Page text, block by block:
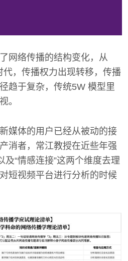
网络传播的结构变化，从
，传播权力出现转移，传播
趋于复杂，传统5W 模型里
。
媒体的用户已经从被动的接
消者，常江教授在近些年强
及“情感连接”这两个维度去理
短视频平台进行分析的时候